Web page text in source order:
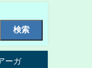
検索
ーガ